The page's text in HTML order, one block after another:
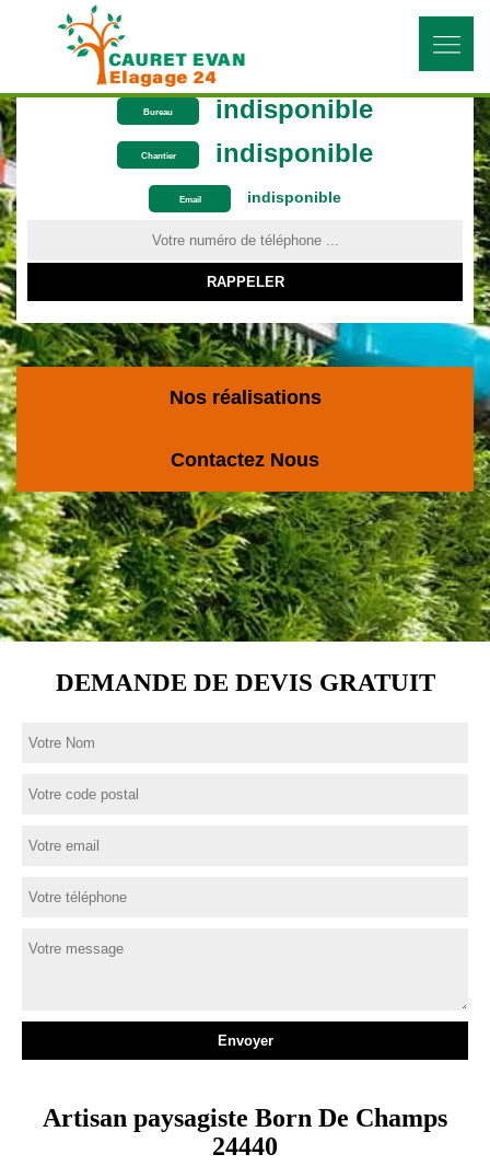
Bureau indisponible
Chantier indisponible
Email indisponible
ON VOUS RAPPELLE GRATUITEMENT
Nos réalisations
Contactez Nous
DEMANDE DE DEVIS GRATUIT
Artisan paysagiste Born De Champs
24440